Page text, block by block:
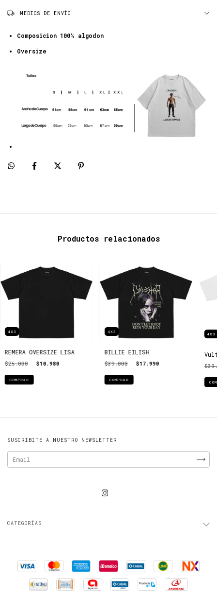
MEDIOS DE ENVÍO
Composicion 100% algodon
Oversize
Productos relacionados
4X3
REMERA OVERSIZE LISA
$25.000 $10.980
COMPRAR
4X3
BILLIE EILISH
$39.000 $17.990
COMPRAR
4X3
SUSCRIBITE A NUESTRO NEWSLETTER
CATEGORÍAS